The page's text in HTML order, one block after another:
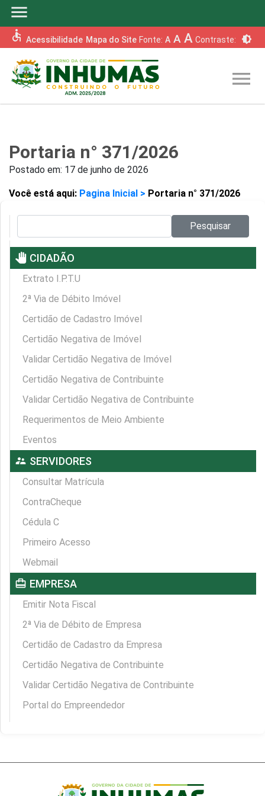
menu
accessible Acessibilidade Mapa do Site Fonte: A A A Contraste: brightness_6
menu
Portaria n° 371/2026
Postado em: 17 de junho de 2026
Você está aqui: Pagina Inicial > Portaria n° 371/2026
Pesquisar
pan_tool CIDADÃO
Extrato I.P.T.U
2ª Via de Débito Imóvel
Certidão de Cadastro Imóvel
Certidão Negativa de Imóvel
Validar Certidão Negativa de Imóvel
Certidão Negativa de Contribuinte
Validar Certidão Negativa de Contribuinte
Requerimentos de Meio Ambiente
Eventos
supervisor_account SERVIDORES
Consultar Matrícula
ContraCheque
Cédula C
Primeiro Acesso
Webmail
card_travel EMPRESA
Emitir Nota Fiscal
2ª Via de Débito de Empresa
Certidão de Cadastro da Empresa
Certidão Negativa de Contribuinte
Validar Certidão Negativa de Contribuinte
Portal do Empreendedor